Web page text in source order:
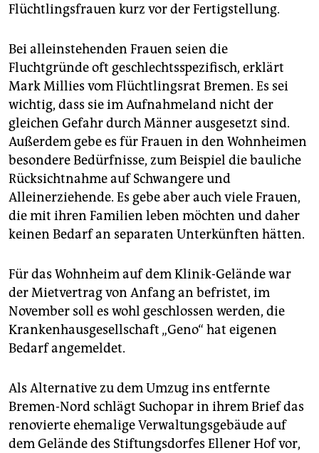
Flüchtlingsfrauen kurz vor der Fertigstellung.
Bei alleinstehenden Frauen seien die
Fluchtgründe oft geschlechtsspezifisch, erklärt
Mark Millies vom Flüchtlingsrat Bremen. Es sei
wichtig, dass sie im Aufnahmeland nicht der
gleichen Gefahr durch Männer ausgesetzt sind.
Außerdem gebe es für Frauen in den Wohnheimen
besondere Bedürfnisse, zum Beispiel die bauliche
Rücksichtnahme auf Schwangere und
Alleinerziehende. Es gebe aber auch viele Frauen,
die mit ihren Familien leben möchten und daher
keinen Bedarf an separaten Unterkünften hätten.
Für das Wohnheim auf dem Klinik-Gelände war
der Mietvertrag von Anfang an befristet, im
November soll es wohl geschlossen werden, die
Krankenhausgesellschaft „Geno“ hat eigenen
Bedarf angemeldet.
Als Alternative zu dem Umzug ins entfernte
Bremen-Nord schlägt Suchopar in ihrem Brief das
renovierte ehemalige Verwaltungsgebäude auf
dem Gelände des Stiftungsdorfes Ellener Hof vor,